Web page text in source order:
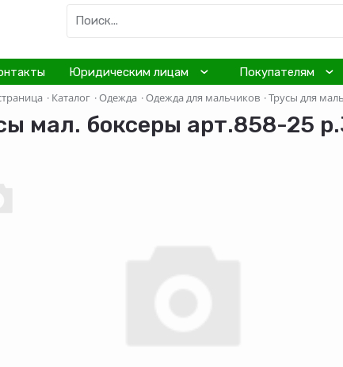
Юридическим лицам Покупателям
· Каталог ·Одежда ·Одежда для мальчиков ·Трусы для
мал. боксеры арт.858-25